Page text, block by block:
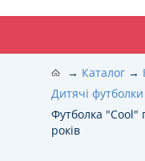
Каталог
Дитячі футболки
Футболка "Cool"
років